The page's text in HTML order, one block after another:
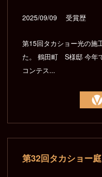
2025/09/09 受賞歴
第15回タカショー光の施
た。 鶴田町 S様邸 今年
コンテス...
第32回タカショー